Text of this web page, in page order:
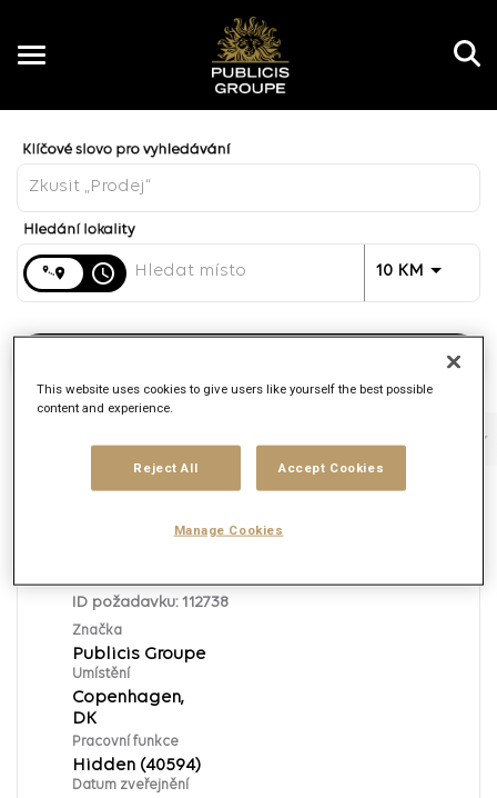
Toggle
CZ
access_time 10 KM
3 Výsledky Přidáno
Třídit Podle
ID požadavku: 112738
Značka
Publicis Groupe
Umístění
Copenhagen,
Pracovní funkce
Hidden (40594)
Datum zveřejnění
This website uses cookies to give users like yourself the best possible
content and experience.
Reject All Accept Cookies
Manage Cookies